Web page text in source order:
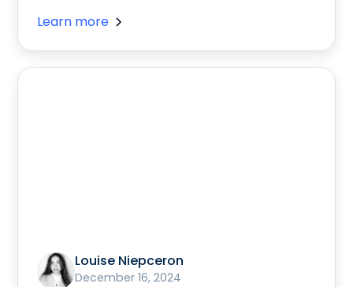
Learn more
Louise Niepceron
December 16, 2024